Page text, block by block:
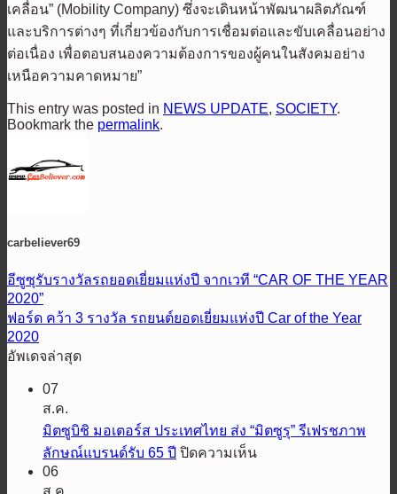
เคลื่อน” (Mobility Company) ซึ่งจะเดินหน้าพัฒนาผลิตภัณฑ์
และบริการต่างๆ ที่เกี่ยวข้องกับการเชื่อมต่อและขับเคลื่อนอย่าง
ต่อเนื่อง เพื่อตอบสนองความต้องการของผู้คนในสังคมอย่าง
เหนือความคาดหมาย”
This entry was posted in NEWS UPDATE, SOCIETY.
Bookmark the permalink.
carbeliever69
อีซูซุรับรางวัลรถยอดเยี่ยมแห่งปี จากเวที “CAR OF THE YEAR
2020”
ฟอร์ด คว้า 3 รางวัล รถยนต์ยอดเยี่ยมแห่งปี Car of the Year
2020
อัพเดจล่าสุด
07
ส.ค.
มิตซูบิชิ มอเตอร์ส ประเทศไทย ส่ง “มิตซูรุ” รีเฟรชภาพ
ลักษณ์แบรนด์รับ 65 ปี ปิดความเห็นบน
06
ส.ค.